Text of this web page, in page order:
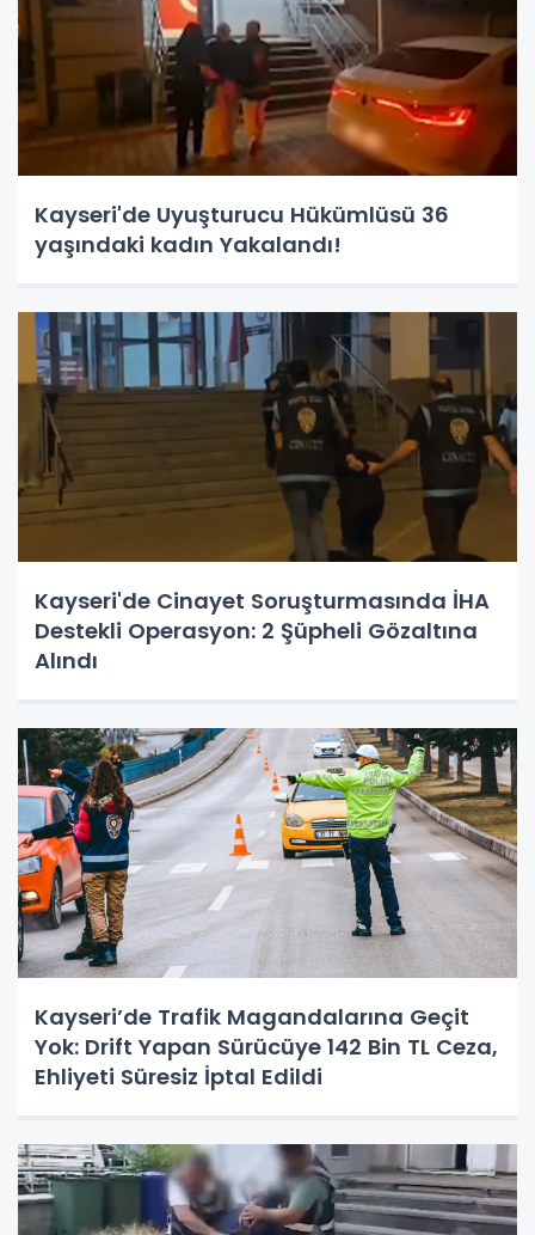
Kayseri'de Uyuşturucu Hükümlüsü 36
yaşındaki kadın Yakalandı!
Kayseri'de Cinayet Soruşturmasında İHA
Destekli Operasyon: 2 Şüpheli Gözaltına
Alındı
Kayseri’de Trafik Magandalarına Geçit
Yok: Drift Yapan Sürücüye 142 Bin TL Ceza,
Ehliyeti Süresiz İptal Edildi